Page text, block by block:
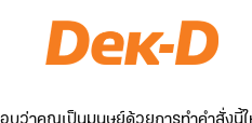
บว่าคุณเป็นมนุษย์ด้วยการทำคำสั่งนี้ใ